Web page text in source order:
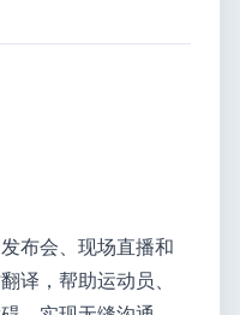
布会、现场直播和
译，帮助运动员、